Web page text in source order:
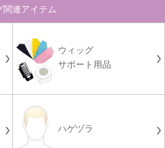
関連アイテム
ウィッグ
サポート用品
ハゲヅラ